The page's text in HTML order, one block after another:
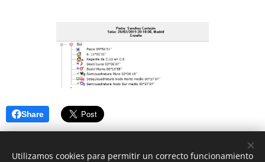
Share
Utilizamos cookies para permitir un correcto funcionamiento